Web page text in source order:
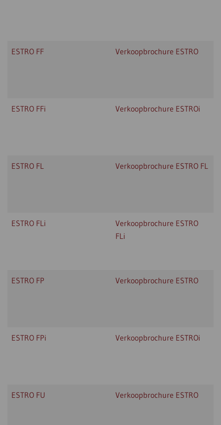
ESTRO FF Verkoopbrochure ESTRO
ESTRO FFi Verkoopbrochure ESTROi
ESTRO FL Verkoopbrochure ESTRO FL
ESTRO FLi
Verkoopbrochure ESTRO
FLi
ESTRO FP Verkoopbrochure ESTRO
ESTRO FPi Verkoopbrochure ESTROi
ESTRO FU Verkoopbrochure ESTRO